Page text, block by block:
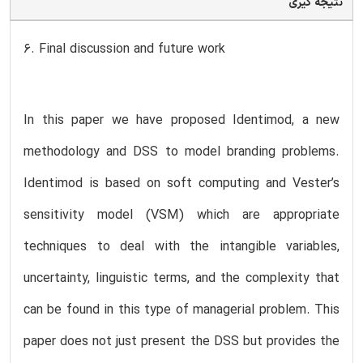
6. Final discussion and future work
In this paper we have proposed Identimod, a new
methodology and DSS to model branding problems.
Identimod is based on soft computing and Vester’s
sensitivity model (VSM) which are appropriate
techniques to deal with the intangible variables,
uncertainty, linguistic terms, and the complexity that
can be found in this type of managerial problem. This
paper does not just present the DSS but provides the